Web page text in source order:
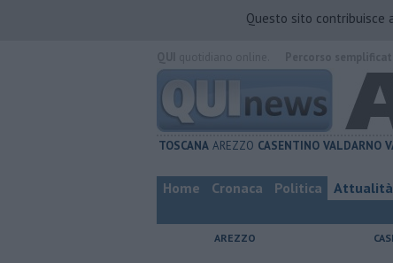
Questo sito contribuisce
TOSCANA AREZZO CASENTINO VALDARNO
Home Cronaca Politica Attualità
AREZZO